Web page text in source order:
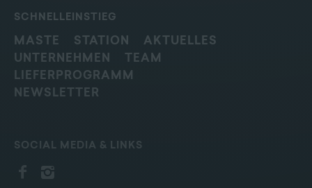
SCHNELLEINSTIEG
MASTE STATION
AKTUELLES
UNTERNEHMEN
TEAM
LIEFERPROGRAMM
NEWSLETTER
SOCIAL MEDIA & LINKS